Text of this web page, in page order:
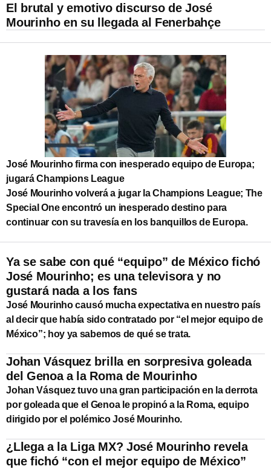
El brutal y emotivo discurso de José
Mourinho en su llegada al Fenerbahçe
José Mourinho firma con inesperado equipo de Europa;
jugará Champions League
José Mourinho volverá a jugar la Champions League; The
Special One encontró un inesperado destino para
continuar con su travesía en los banquillos de Europa.
Ya se sabe con qué “equipo” de México fichó
José Mourinho; es una televisora y no
gustará nada a los fans
José Mourinho causó mucha expectativa en nuestro país
al decir que había sido contratado por “el mejor equipo de
México”; hoy ya sabemos de qué se trata.
Johan Vásquez brilla en sorpresiva goleada
del Genoa a la Roma de Mourinho
Johan Vásquez tuvo una gran participación en la derrota
por goleada que el Genoa le propinó a la Roma, equipo
dirigido por el polémico José Mourinho.
¿Llega a la Liga MX? José Mourinho revela
que fichó “con el mejor equipo de México”